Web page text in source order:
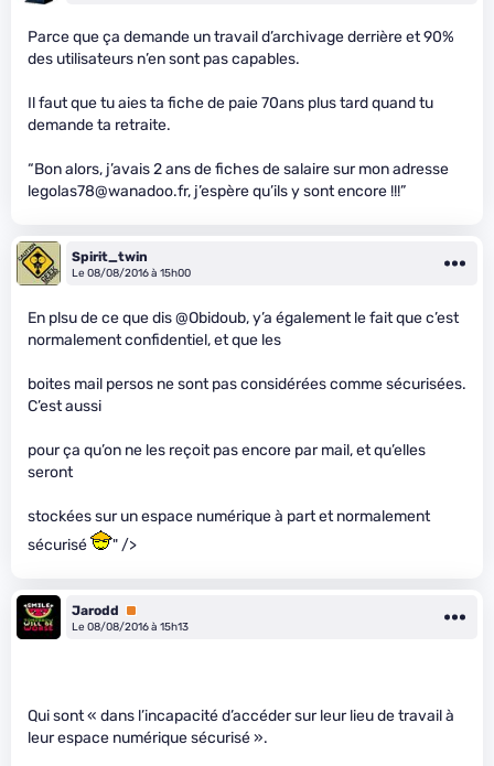
Parce que ça demande un travail d’archivage derrière et 90%
des utilisateurs n’en sont pas capables.
Il faut que tu aies ta fiche de paie 70ans plus tard quand tu
demande ta retraite.
“Bon alors, j’avais 2 ans de fiches de salaire sur mon adresse
legolas78@wanadoo.fr, j’espère qu’ils y sont encore !!!”
Spirit_twin
Le 08/08/2016 à 15h00
En plsu de ce que dis @Obidoub, y’a également le fait que c’est
normalement confidentiel, et que les
boites mail persos ne sont pas considérées comme sécurisées.
C’est aussi
pour ça qu’on ne les reçoit pas encore par mail, et qu’elles
seront
stockées sur un espace numérique à part et normalement
sécurisé
" />
Jarodd
Premium
Le 08/08/2016 à 15h13
Qui sont « dans l’incapacité d’accéder sur leur lieu de travail à
leur espace numérique sécurisé ».